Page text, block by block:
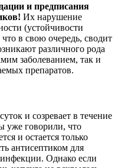
и предписания
Их нарушение
(устойчивости
в свою очередь, сводит
различного рода
заболеванием, так и
препаратов.
и созревает в течение
уже говорили, что
и остается только
антисептиком для
Однако если